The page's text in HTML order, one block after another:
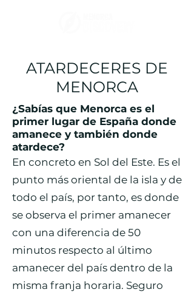
ATARDECERES DE
MENORCA
¿Sabías que Menorca es el
primer lugar de España donde
amanece y también donde
atardece?
En concreto en Sol del Este. Es el
punto más oriental de la isla y de
todo el país, por tanto, es donde
se observa el primer amanecer
con una diferencia de 50
minutos respecto al último
amanecer del país dentro de la
misma franja horaria. Seguro